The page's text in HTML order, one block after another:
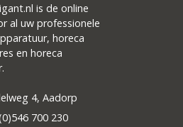
is de online
al uw professionele
horeca
en horeca
4, Aadorp
700 230